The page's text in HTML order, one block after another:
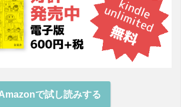
で試し読みする